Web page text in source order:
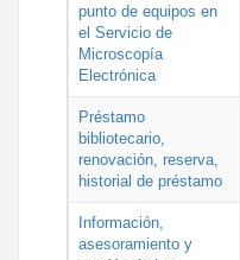
punto de equipos en
el Servicio de
Microscopía
Electrónica
Préstamo
bibliotecario,
renovación, reserva,
historial de préstamo
Información,
asesoramiento y